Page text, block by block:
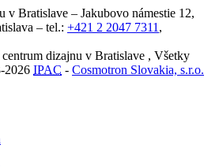
v Bratislave – Jakubovo námestie 12,
– tel.: +421 2 2047 7311 ,
dizajnu v Bratislave , Všetky
2026 IPAC - Cosmotron Slovakia, s.r.o.